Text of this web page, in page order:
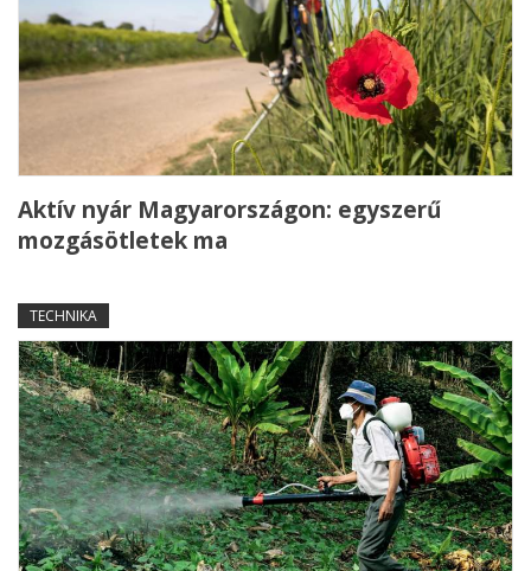
Aktív nyár Magyarországon: egyszerű
mozgásötletek ma
TECHNIKA